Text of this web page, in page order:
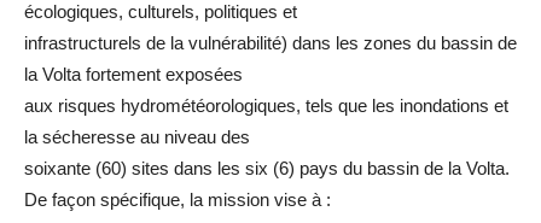
écologiques, culturels, politiques et
infrastructurels de la vulnérabilité) dans les zones du bassin de
la Volta fortement exposées
aux risques hydrométéorologiques, tels que les inondations et
la sécheresse au niveau des
soixante (60) sites dans les six (6) pays du bassin de la Volta.
De façon spécifique, la mission vise à :